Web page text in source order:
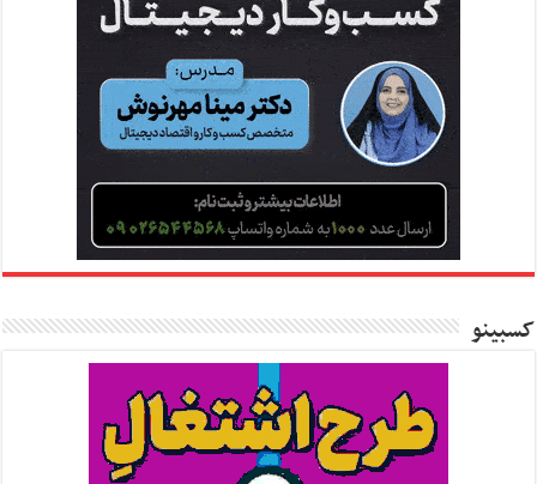
کسبینو